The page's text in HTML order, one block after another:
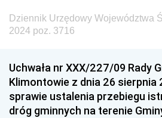
Dziennik Urzędowy Województwa
2024 poz. 3716
Uchwała nr XXX/227/09 Rady
Klimontowie z dnia 26 sierpnia
sprawie ustalenia przebiegu
dróg gminnych na terenie